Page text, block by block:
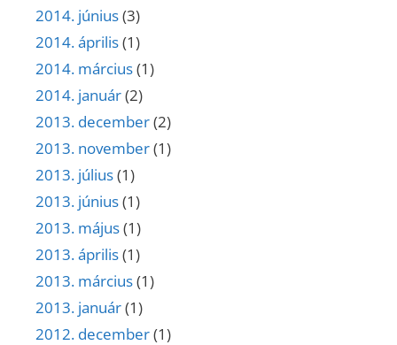
2014. június(3)
2014. április(1)
2014. március(1)
2014. január(2)
2013. december(2)
2013. november(1)
2013. július(1)
2013. június(1)
2013. május(1)
2013. április(1)
2013. március(1)
2013. január(1)
2012. december(1)